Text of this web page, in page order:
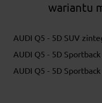
wariantu
AUDI Q5 - 5D SUV
AUDI Q5 - 5D
AUDI Q5 - 5D